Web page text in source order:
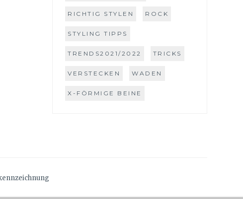
RICHTIG STYLEN ROCK
STYLING TIPPS
TRENDS2021/2022 TRICKS
VERSTECKEN WADEN
X-FÖRMIGE BEINE